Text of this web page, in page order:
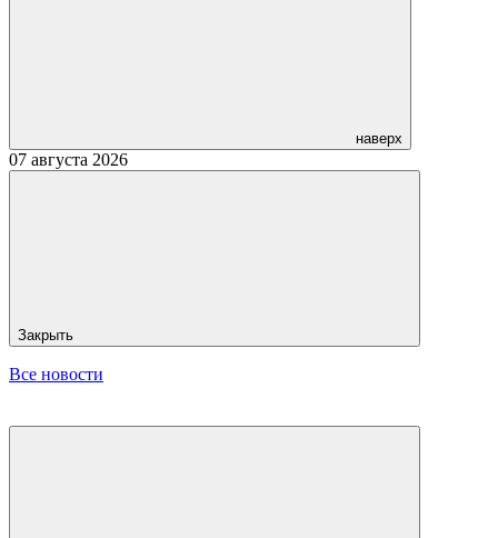
наверх
07 августа 2026
Закрыть
Все новости